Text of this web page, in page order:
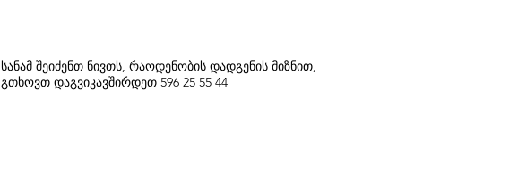
სანამ შეიძენთ ნივთს, რაოდენობის დადგენის მიზნით,
გთხოვთ დაგვიკავშირდეთ 596 25 55 44